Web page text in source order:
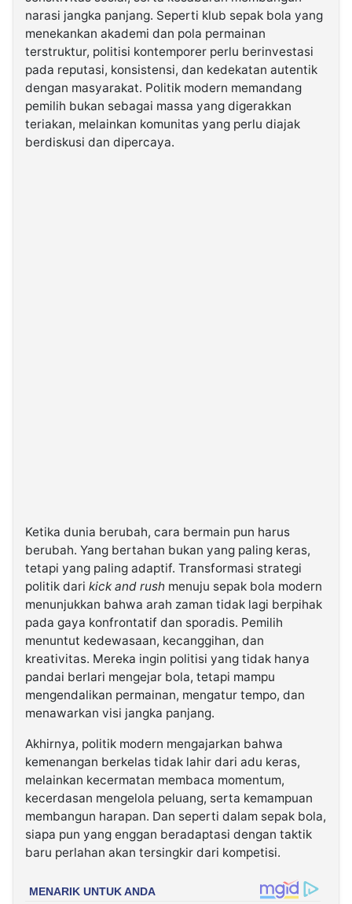
narasi jangka panjang. Seperti klub sepak bola yang
menekankan akademi dan pola permainan
terstruktur, politisi kontemporer perlu berinvestasi
pada reputasi, konsistensi, dan kedekatan autentik
dengan masyarakat. Politik modern memandang
pemilih bukan sebagai massa yang digerakkan
teriakan, melainkan komunitas yang perlu diajak
berdiskusi dan dipercaya.
Ketika dunia berubah, cara bermain pun harus
berubah. Yang bertahan bukan yang paling keras,
tetapi yang paling adaptif. Transformasi strategi
politik dari kick and rush menuju sepak bola modern
menunjukkan bahwa arah zaman tidak lagi berpihak
pada gaya konfrontatif dan sporadis. Pemilih
menuntut kedewasaan, kecanggihan, dan
kreativitas. Mereka ingin politisi yang tidak hanya
pandai berlari mengejar bola, tetapi mampu
mengendalikan permainan, mengatur tempo, dan
menawarkan visi jangka panjang.
Akhirnya, politik modern mengajarkan bahwa
kemenangan berkelas tidak lahir dari adu keras,
melainkan kecermatan membaca momentum,
kecerdasan mengelola peluang, serta kemampuan
membangun harapan. Dan seperti dalam sepak bola,
siapa pun yang enggan beradaptasi dengan taktik
baru perlahan akan tersingkir dari kompetisi.